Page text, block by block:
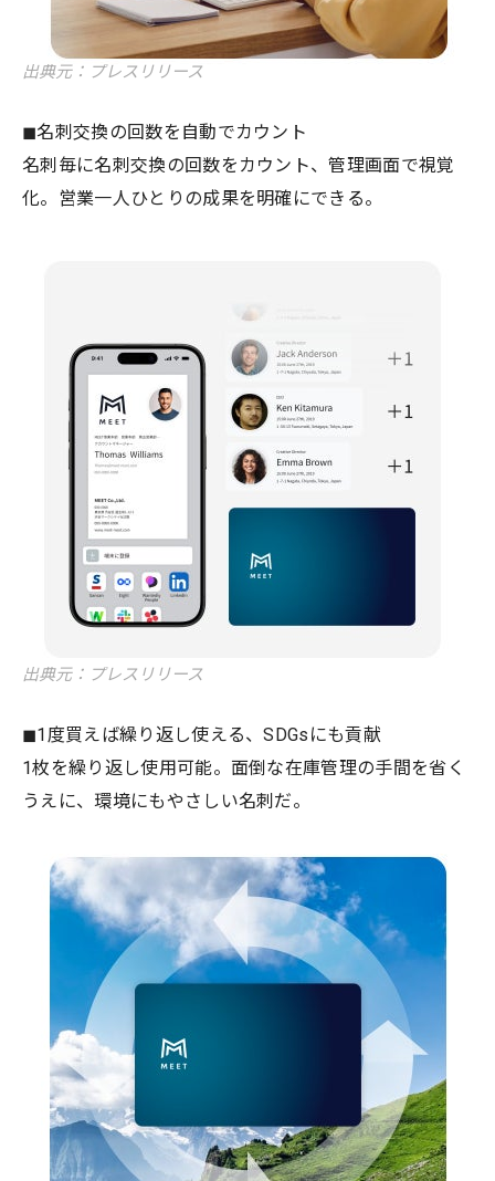
出典元：プレスリリース
◼︎名刺交換の回数を自動でカウント
名刺毎に名刺交換の回数をカウント、管理画面で視覚
化。営業一人ひとりの成果を明確にできる。
出典元：プレスリリース
◼︎1度買えば繰り返し使える、SDGsにも貢献
1枚を繰り返し使用可能。面倒な在庫管理の手間を省く
うえに、環境にもやさしい名刺だ。